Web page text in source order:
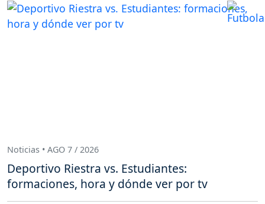
Noticias • AGO 7 / 2026
Deportivo Riestra vs. Estudiantes:
formaciones, hora y dónde ver por tv